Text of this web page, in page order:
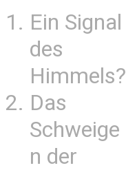
Ein Signal
des
Himmels?
Das
Schweige
n der